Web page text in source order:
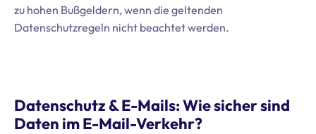
zu hohen Bußgeldern, wenn die geltenden
Datenschutzregeln nicht beachtet werden.
Datenschutz & E-Mails: Wie sicher sind
Daten im E-Mail-Verkehr?